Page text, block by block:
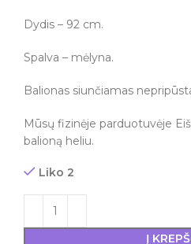
Dydis – 92 cm.
Spalva – mėlyna.
Balionas siunčiamas
Mūsų fizinėje parduotuvėje
balioną heliu.
Liko 2
Į